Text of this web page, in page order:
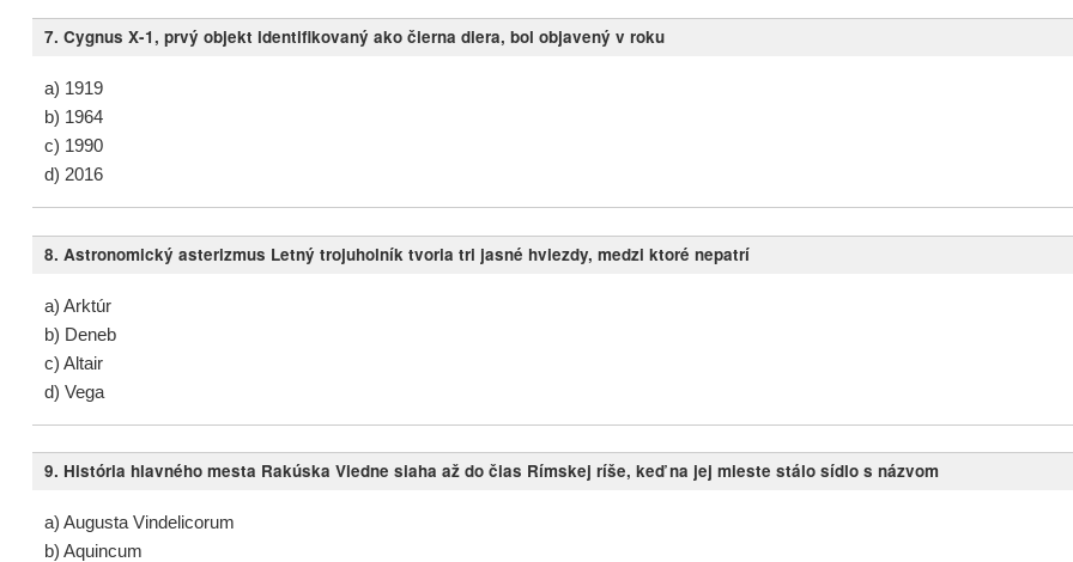
7. Cygnus X-1, prvý objekt identifikovaný ako čierna diera, bol objavený v roku
a) 1919
b) 1964
c) 1990
d) 2016
8. Astronomický asterizmus Letný trojuholník tvoria tri jasné hviezdy, medzi ktoré nepatrí
a) Arktúr
b) Deneb
c) Altair
d) Vega
9. História hlavného mesta Rakúska Viedne siaha až do čias Rímskej ríše, keď na jej mieste stálo sídlo s názvom
a) Augusta Vindelicorum
b) Aquincum